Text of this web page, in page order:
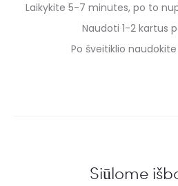
Laikykite 5-7 minutes, po to
Naudoti 1-2 kartus
Po šveitiklio naudokite
Siūlome